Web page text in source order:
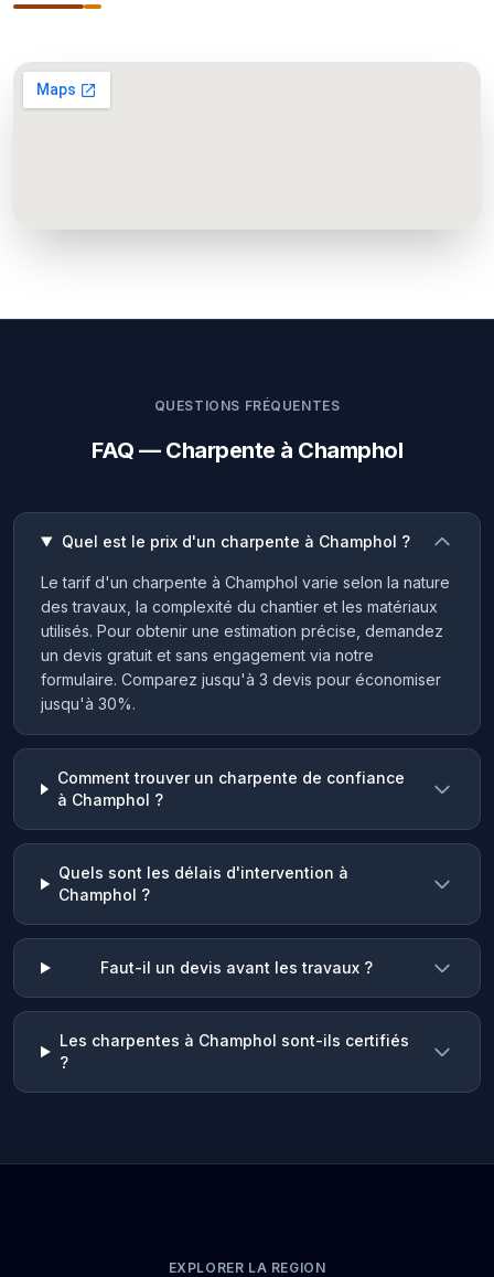
QUESTIONS FRÉQUENTES
FAQ — Charpente à Champhol
Quel est le prix d'un charpente à Champhol ?
Le tarif d'un charpente à Champhol varie selon la nature
des travaux, la complexité du chantier et les matériaux
utilisés. Pour obtenir une estimation précise, demandez
un devis gratuit et sans engagement via notre
formulaire. Comparez jusqu'à 3 devis pour économiser
jusqu'à 30%.
Comment trouver un charpente de confiance
à Champhol ?
Quels sont les délais d'intervention à
Champhol ?
Faut-il un devis avant les travaux ?
Les charpentes à Champhol sont-ils certifiés
?
EXPLORER LA REGION